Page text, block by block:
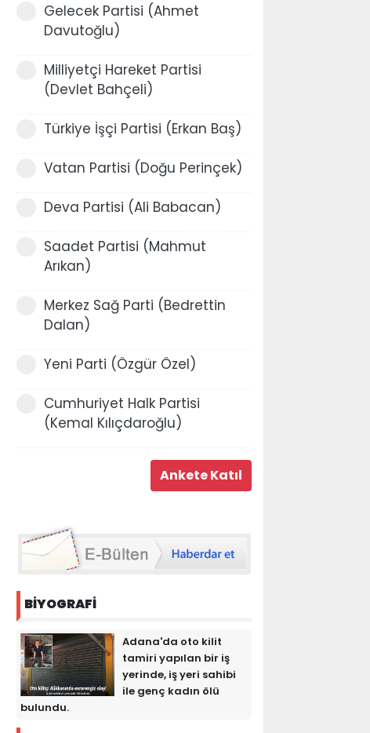
Gelecek Partisi (Ahmet
Davutoğlu)
Milliyetçi Hareket Partisi
(Devlet Bahçeli)
Türkiye İşçi Partisi (Erkan Baş)
Vatan Partisi (Doğu Perinçek)
Deva Partisi (Ali Babacan)
Saadet Partisi (Mahmut
Arıkan)
Merkez Sağ Parti (Bedrettin
Dalan)
Yeni Parti (Özgür Özel)
Cumhuriyet Halk Partisi
(Kemal Kılıçdaroğlu)
BİYOGRAFİ
Adana'da oto kilit
tamiri yapılan bir iş
yerinde, iş yeri sahibi
ile genç kadın ölü
bulundu.